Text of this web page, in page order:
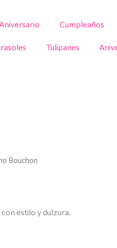
Aniversario Cumpleaños
Tulipanes
Bouchon
estilo y dulzura.